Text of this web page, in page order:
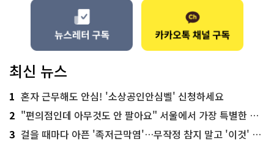
최신 뉴스
1 혼자 근무해도 안심! '소상공인안심벨' 신청하세요
2 "편의점인데 아무것도 안 팔아요" 서울에서 가장 특별한 편의점의 정체
3 걸을 때마다 아픈 '족저근막염'…무작정 참지 말고 '이것' 해보세요!